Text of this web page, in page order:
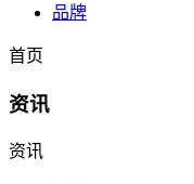
品牌
首页
资讯
资讯